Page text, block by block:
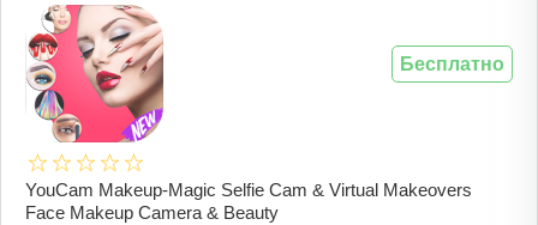
YouCam Makeup-Magic Selfie Cam & Virtual Makeovers
Face Makeup Camera & Beauty
Бесплатно